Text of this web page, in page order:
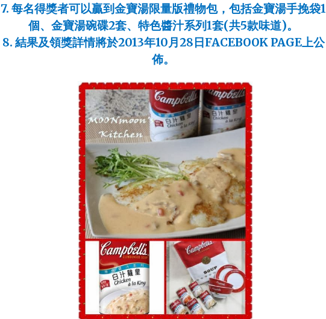
7. 每名得獎者可以贏到金寶湯限量版禮物包，包括金寶湯手挽袋1
個、金寶湯碗碟2套、特色醬汁系列1套(共5款味道)。
8. 結果及領獎詳情將於2013年10月 28 日FACEBOOK PAGE上公
佈。